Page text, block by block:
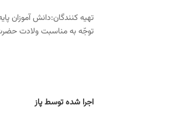
تهیه کنندگان:دانش آموزان
توجّه به مناسبت ولادت
اجرا شده توسط پاز